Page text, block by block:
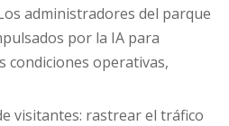
administradores del parque
​​por la IA para
condiciones operativas,
visitantes: rastrear el tráfico